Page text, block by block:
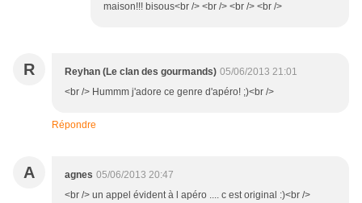
maison!!! bisous<br /> <br /> <br /> <br />
R Reyhan (Le clan des gourmands) 05/06/2013 21:01
<br /> Hummm j'adore ce genre d'apéro! ;)<br />
Répondre
A agnes 05/06/2013 20:47
<br /> un appel évident à l apéro .... c est original :)<br />